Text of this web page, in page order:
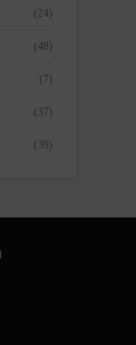
(24)
(48)
(7)
(37)
(39)